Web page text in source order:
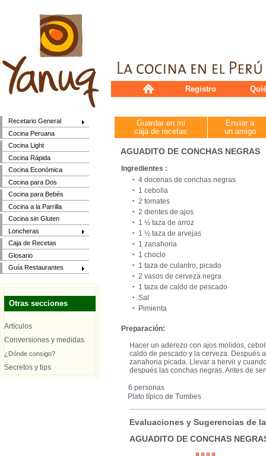
Recetario General
Cocina Peruana
Cocina Light
Cocina Rápida
Cocina Económica
Cocina para Dos
Cocina para Bebés
Cocina a la Parrilla
Cocina sin Gluten
Loncheras
Caja de Recetas
Glosario
Guía Restaurantes
Otras secciones
Artículos
Conversiones y medidas
¿Dónde consigo?
Secretos y tips
Registro
Guardar en mi
caja de recetas
Enviar a
un amigo
AGUADITO DE CONCHAS NEGRAS
Ingredientes :
4 docenas de conchas negras
1 cebolla
2 tomates
2 dientes de ajos
1 ½ taza de arroz
1 ½ taza de arvejas
1 zanahoria
1 choclo
1 taza de culantro, picado
2 vasos de cerveza negra
1 taza de caldo de pescado
Sal
Pimienta
Preparación:
Hacer un aderezo con ajos molidos,
caldo de pescado y la cerveza. Después
zanahoria picada. Llevar a hervir y
después las conchas negras. Antes de
6 personas
Plato típico de Tumbes
Evaluaciones y Sugerencias de
AGUADITO DE CONCHAS